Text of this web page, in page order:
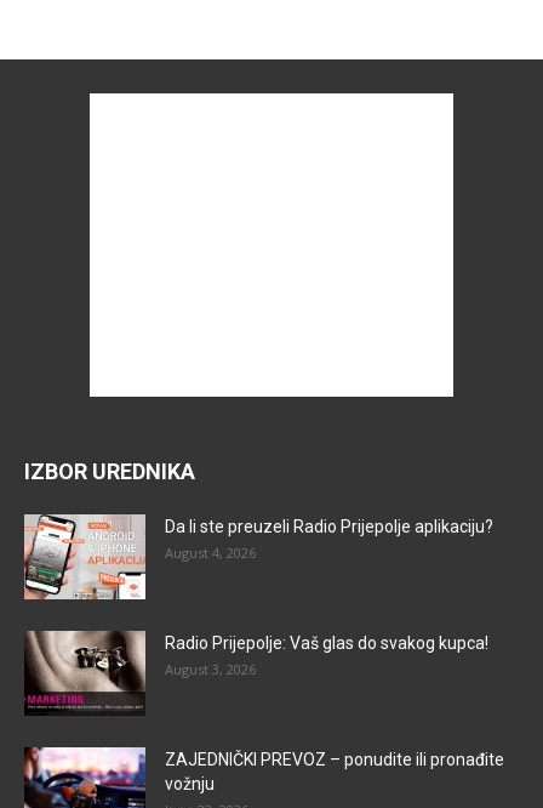
IZBOR UREDNIKA
Da li ste preuzeli Radio Prijepolje aplikaciju?
August 4, 2026
Radio Prijepolje: Vaš glas do svakog kupca!
August 3, 2026
ZAJEDNIČKI PREVOZ – ponudite ili pronađite
vožnju